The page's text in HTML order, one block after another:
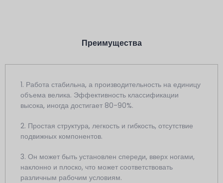
Преимущества
1. Работа стабильна, а производительность на единицу
объема велика. Эффективность классификации
высока, иногда достигает 80-90%.
2. Простая структура, легкость и гибкость, отсутствие
подвижных компонентов.
3. Он может быть установлен спереди, вверх ногами,
наклонно и плоско, что может соответствовать
различным рабочим условиям.